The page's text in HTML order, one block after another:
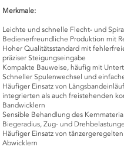
Merkmale:
Leichte und schnelle Flecht- und
Bedienerfreundliche Produktion mit
Hoher Qualitätsstandard mit
präziser Steigungseingabe
Kompakte Bauweise, häufig mit
Schneller Spulenwechsel und
Häufiger Einsatz von
integrierten als auch freistehenden
Bandwicklern
Sensible Behandlung des
Biegeradius, Zug- und
Häufiger Einsatz von
Abwicklern